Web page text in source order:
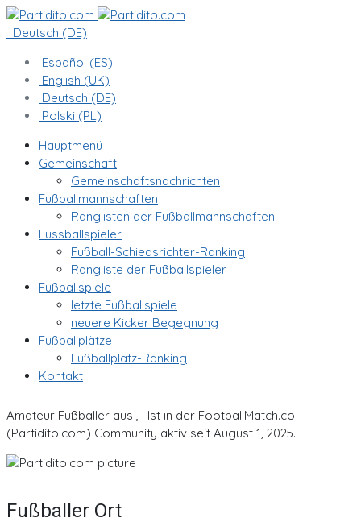
Deutsch (DE)
Español (ES)
English (UK)
Deutsch (DE)
Polski (PL)
Hauptmenü
Gemeinschaft
Gemeinschaftsnachrichten
Fußballmannschaften
Ranglisten der Fußballmannschaften
Fussballspieler
Fußball-Schiedsrichter-Ranking
Rangliste der Fußballspieler
Fußballspiele
letzte Fußballspiele
neuere Kicker Begegnung
Fußballplätze
Fußballplatz-Ranking
Kontakt
Amateur Fußballer aus , . Ist in der FootballMatch.co
(Partidito.com) Community aktiv seit August 1, 2025.
Fußballer Ort